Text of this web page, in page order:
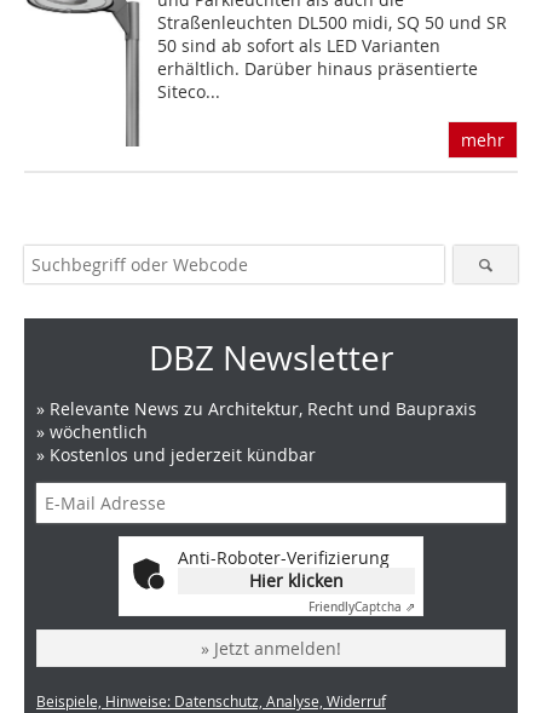
Straßenleuchten DL500 midi, SQ 50 und SR
50 sind ab sofort als LED Varianten
erhältlich. Darüber hinaus präsentierte
Siteco...
mehr
DBZ Newsletter
» Relevante News zu Architektur, Recht und Baupraxis
» wöchentlich
» Kostenlos und jederzeit kündbar
Anti-Roboter-Verifizierung
Hier klicken
FriendlyCaptcha ⇗
» Jetzt anmelden!
Beispiele, Hinweise: Datenschutz, Analyse, Widerruf